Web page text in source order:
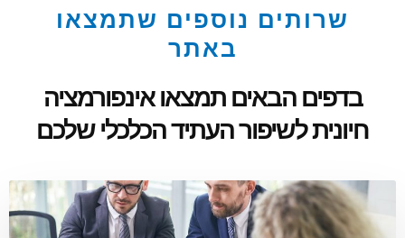
שרותים נוספים שתמצאו
באתר
בדפים הבאים תמצאו אינפורמציה
חיונית לשיפור העתיד הכלכלי שלכם